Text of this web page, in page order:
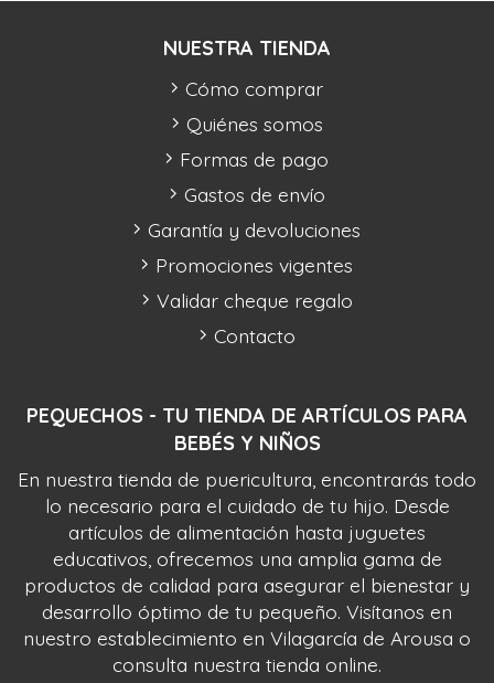
PEQUECHOS - TU TIENDA DE ARTÍCULOS PARA
BEBÉS Y NIÑOS
En nuestra tienda de puericultura, encontrarás todo
lo necesario para el cuidado de tu hijo. Desde
artículos de alimentación hasta juguetes
educativos, ofrecemos una amplia gama de
productos de calidad para asegurar el bienestar y
desarrollo óptimo de tu pequeño. Visítanos en
nuestro establecimiento en Vilagarcía de Arousa o
consulta nuestra tienda online.
NUESTRA TIENDA
Cómo comprar
Quiénes somos
Formas de pago
Gastos de envío
Garantía y devoluciones
Promociones vigentes
Validar cheque regalo
Contacto